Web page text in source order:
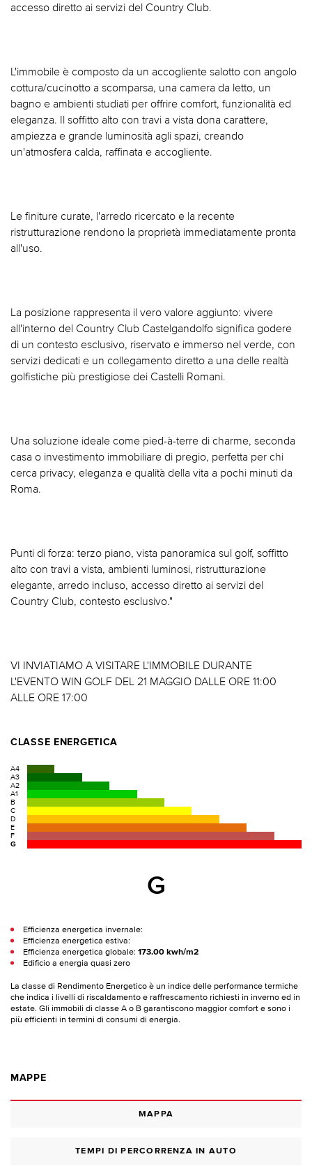
accesso diretto ai servizi del Country Club.
L'immobile è composto da un accogliente salotto con angolo
cottura/cucinotto a scomparsa, una camera da letto, un
bagno e ambienti studiati per offrire comfort, funzionalità ed
eleganza. Il soffitto alto con travi a vista dona carattere,
ampiezza e grande luminosità agli spazi, creando
un'atmosfera calda, raffinata e accogliente.
Le finiture curate, l'arredo ricercato e la recente
ristrutturazione rendono la proprietà immediatamente pronta
all'uso.
La posizione rappresenta il vero valore aggiunto: vivere
all'interno del Country Club Castelgandolfo significa godere
di un contesto esclusivo, riservato e immerso nel verde, con
servizi dedicati e un collegamento diretto a una delle realtà
golfistiche più prestigiose dei Castelli Romani.
Una soluzione ideale come pied-à-terre di charme, seconda
casa o investimento immobiliare di pregio, perfetta per chi
cerca privacy, eleganza e qualità della vita a pochi minuti da
Roma.
Punti di forza: terzo piano, vista panoramica sul golf, soffitto
alto con travi a vista, ambienti luminosi, ristrutturazione
elegante, arredo incluso, accesso diretto ai servizi del
Country Club, contesto esclusivo."
VI INVIATIAMO A VISITARE L'IMMOBILE DURANTE
L'EVENTO WIN GOLF DEL 21 MAGGIO DALLE ORE 11:00
ALLE ORE 17:00
CLASSE ENERGETICA
A4
A3
A2
A1
B
C
D
E
F
G
G
Efficienza energetica invernale:
Efficienza energetica estiva:
Efficienza energetica globale: 173.00 kwh/m2
Edificio a energia quasi zero
La classe di Rendimento Energetico è un indice delle performance termiche
che indica i livelli di riscaldamento e raffrescamento richiesti in inverno ed in
estate. Gli immobili di classe A o B garantiscono maggior comfort e sono i
più efficienti in termini di consumi di energia.
MAPPE
MAPPA
TEMPI DI PERCORRENZA IN AUTO